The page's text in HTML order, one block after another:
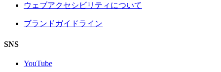
ウェブアクセシビリティについて
ブランドガイドライン
SNS
YouTube